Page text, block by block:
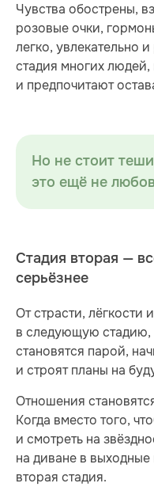
Чувства обострены,
розовые очки,
легко, увлекательно
стадия многих
и предпочитают
Но не стоит
это ещё не
Стадия вторая —
серьёзнее
От страсти, лёгкости
в следующую стадию,
становятся парой,
и строят планы на
Отношения
Когда вместо того,
и смотреть на
на диване в выходные
вторая стадия.